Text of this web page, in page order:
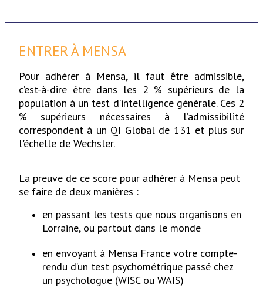
ENTRER À MENSA
Pour adhérer à Mensa, il faut être admissible,
c’est-à-dire être dans les 2 % supérieurs de la
population à un test d’intelligence générale. Ces 2
% supérieurs nécessaires à l’admissibilité
correspondent à un QI Global de 131 et plus sur
l'échelle de Wechsler.
La preuve de ce score pour adhérer à Mensa peut
se faire de deux manières :
en passant les tests que nous organisons en
Lorraine, ou partout dans le monde
en envoyant à Mensa France votre compte-
rendu d’un test psychométrique passé chez
un psychologue (WISC ou WAIS)